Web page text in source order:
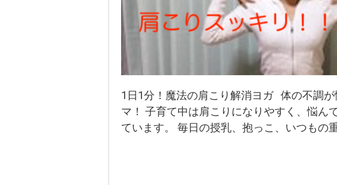
1日1分！魔法の肩こり解消ヨガ 体の不調
マ！ 子育て中は肩こりになりやすく、悩ん
ています。 毎日の授乳、抱っこ、いつもの